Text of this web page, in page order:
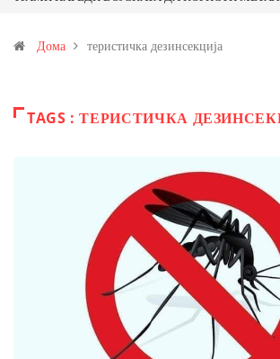
и со антимонот?
Дома теристичка дезинсекција
TAGS : ТЕРИСТИЧКА